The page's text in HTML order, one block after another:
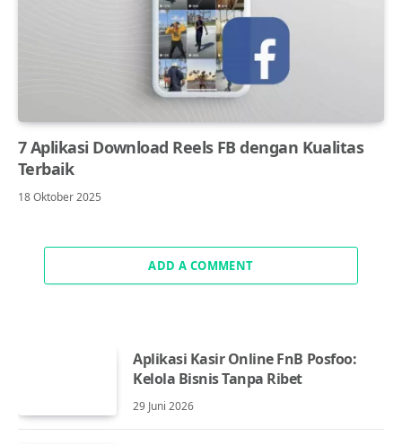
7 Aplikasi Download Reels FB dengan Kualitas
Terbaik
18 Oktober 2025
ADD A COMMENT
Aplikasi Kasir Online FnB Posfoo:
Kelola Bisnis Tanpa Ribet
29 Juni 2026